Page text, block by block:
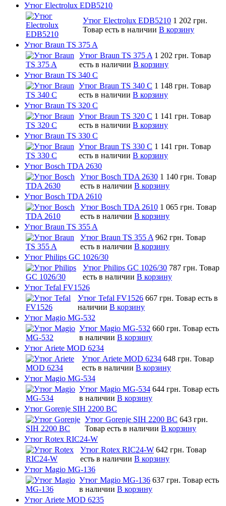
Утюг Electrolux EDB5210
Утюг Electrolux EDB5210 1 202 грн.
Товар есть в наличии В корзину
Утюг Braun TS 375 A
Утюг Braun TS 375 A 1 202 грн. Товар
есть в наличии В корзину
Утюг Braun TS 340 C
Утюг Braun TS 340 C 1 148 грн. Товар
есть в наличии В корзину
Утюг Braun TS 320 C
Утюг Braun TS 320 C 1 141 грн. Товар
есть в наличии В корзину
Утюг Braun TS 330 C
Утюг Braun TS 330 C 1 141 грн. Товар
есть в наличии В корзину
Утюг Bosch TDA 2630
Утюг Bosch TDA 2630 1 140 грн. Товар
есть в наличии В корзину
Утюг Bosch TDA 2610
Утюг Bosch TDA 2610 1 065 грн. Товар
есть в наличии В корзину
Утюг Braun TS 355 A
Утюг Braun TS 355 A 962 грн. Товар
есть в наличии В корзину
Утюг Philips GC 1026/30
Утюг Philips GC 1026/30 787 грн. Товар
есть в наличии В корзину
Утюг Tefal FV1526
Утюг Tefal FV1526 667 грн. Товар есть в
наличии В корзину
Утюг Magio MG-532
Утюг Magio MG-532 660 грн. Товар есть
в наличии В корзину
Утюг Ariete MOD 6234
Утюг Ariete MOD 6234 648 грн. Товар
есть в наличии В корзину
Утюг Magio MG-534
Утюг Magio MG-534 644 грн. Товар есть
в наличии В корзину
Утюг Gorenje SIH 2200 BC
Утюг Gorenje SIH 2200 BC 643 грн.
Товар есть в наличии В корзину
Утюг Rotex RIC24-W
Утюг Rotex RIC24-W 642 грн. Товар
есть в наличии В корзину
Утюг Magio MG-136
Утюг Magio MG-136 637 грн. Товар есть
в наличии В корзину
Утюг Ariete MOD 6235